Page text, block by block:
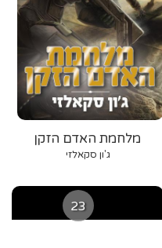
מלחמת האדם הזקן
ג'ון סקאלזי
23